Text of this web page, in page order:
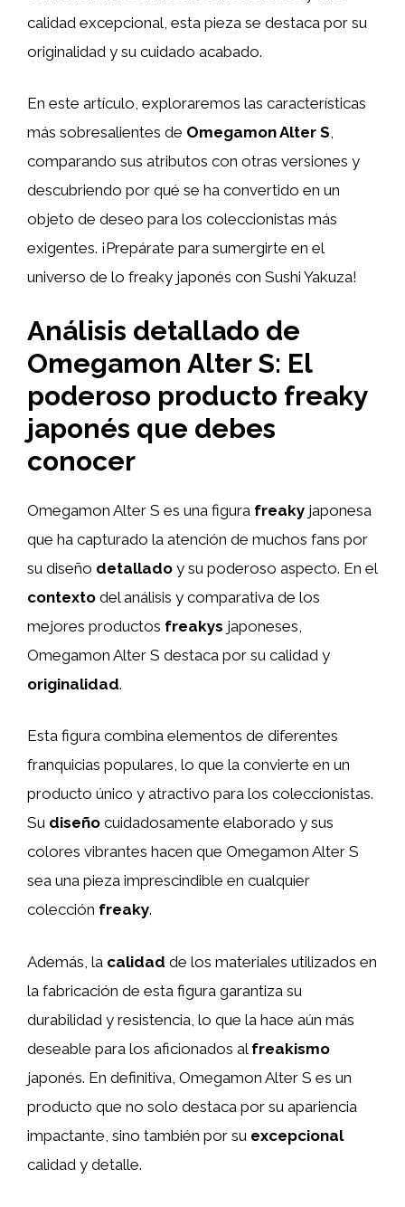
calidad excepcional, esta pieza se destaca por su
originalidad y su cuidado acabado.
En este artículo, exploraremos las características
más sobresalientes de Omegamon Alter S,
comparando sus atributos con otras versiones y
descubriendo por qué se ha convertido en un
objeto de deseo para los coleccionistas más
exigentes. ¡Prepárate para sumergirte en el
universo de lo freaky japonés con Sushi Yakuza!
Análisis detallado de
Omegamon Alter S: El
poderoso producto freaky
japonés que debes
conocer
Omegamon Alter S es una figura freaky japonesa
que ha capturado la atención de muchos fans por
su diseño detallado y su poderoso aspecto. En el
contexto del análisis y comparativa de los
mejores productos freakys japoneses,
Omegamon Alter S destaca por su calidad y
originalidad.
Esta figura combina elementos de diferentes
franquicias populares, lo que la convierte en un
producto único y atractivo para los coleccionistas.
Su diseño cuidadosamente elaborado y sus
colores vibrantes hacen que Omegamon Alter S
sea una pieza imprescindible en cualquier
colección freaky.
Además, la calidad de los materiales utilizados en
la fabricación de esta figura garantiza su
durabilidad y resistencia, lo que la hace aún más
deseable para los aficionados al freakismo
japonés. En definitiva, Omegamon Alter S es un
producto que no solo destaca por su apariencia
impactante, sino también por su excepcional
calidad y detalle.